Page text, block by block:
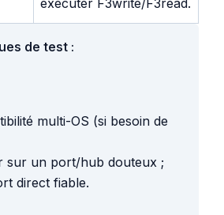
exécuter F3write/F3read.
de test :
multi-OS (si besoin de
sur un port/hub douteux ;
direct fiable.